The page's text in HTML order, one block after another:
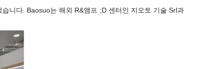
니다. Baosuo는 해외 R&앰프 ;D 센터인 지오토 기술 Srl과